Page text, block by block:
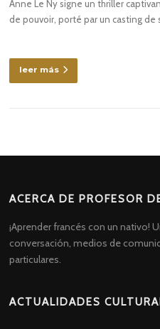
Anne Le Ny signe un thriller
de pouvoir, porté par un casting de
leer más
ACERCA DE PROFESOR
¡Aprender francés con un nativo!
conversación, medios de
particulares.
ACTUALIDADES